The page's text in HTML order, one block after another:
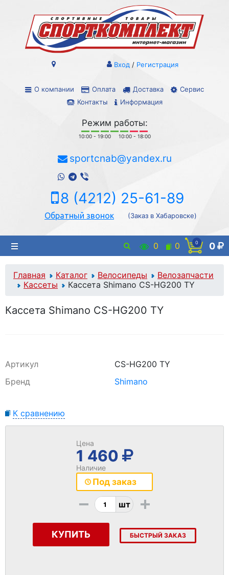
О компании Оплата Доставка
Сервис
Контакты
Информация
Вход / Регистрация
Режим работы:
10:00 - 19:00 10:00 - 18:00
sportcnab@yandex.ru
8 (4212) 25-61-89
Обратный звонок (Заказ в Хабаровске)
0 0 0 0
Главная Каталог Велосипеды
Велозапчасти
Кассеты
Кассета Shimano CS-HG200 TY
Кассета Shimano CS-HG200 TY
Артикул
CS-HG200 TY
Бренд
Shimano
К сравнению
Цена
1 460
Наличие
Под заказ
- шт +
КУПИТЬ БЫСТРЫЙ ЗАКАЗ